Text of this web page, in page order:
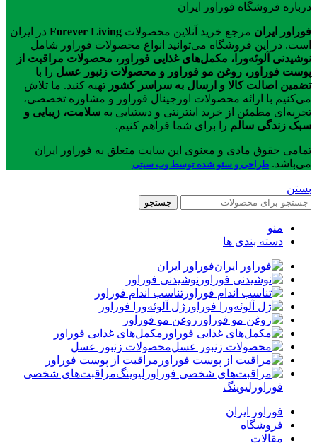
درباره فروشگاه فوراور ایران
فوراور ایران مرجع خرید آنلاین محصولات Forever Living در ایران
است. در این فروشگاه می‌توانید انواع محصولات فوراور شامل
نوشیدنی آلوئه‌ورا، مکمل‌های غذایی فوراور، محصولات مراقبت از
پوست فوراور، روغن مو فوراور و محصولات زنبور عسل را با
تضمین اصالت کالا و ارسال به سراسر کشور تهیه کنید. ما تلاش
می‌کنیم با ارائه محصولات اورجینال فوراور و مشاوره تخصصی،
تجربه‌ای مطمئن از خرید اینترنتی و دستیابی به سلامت، زیبایی و
سبک زندگی سالم را برای شما فراهم کنیم.
تمامی حقوق مادی و معنوی این سایت متعلق به فوراور ایران
می‌باشد. طراحی و سئو شده توسط وب سیتی
بستن
جستجو
منو
دسته بندی ها
فوراور ایران
نوشیدنی فوراور
تناسب اندام فوراور
ژل آلوئه‌ورا فوراور
روغن مو فوراور
مکمل‌های غذایی فوراور
محصولات زنبور عسل
مراقبت از پوست فوراور
مراقبت‌های شخصی
فوراورلیوینگ
فوراور ایران
فروشگاه
مقالات